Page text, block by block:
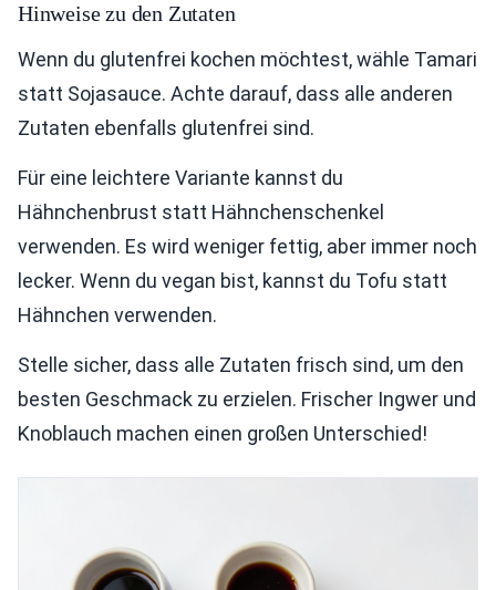
Hinweise zu den Zutaten
Wenn du glutenfrei kochen möchtest, wähle Tamari
statt Sojasauce. Achte darauf, dass alle anderen
Zutaten ebenfalls glutenfrei sind.
Für eine leichtere Variante kannst du
Hähnchenbrust statt Hähnchenschenkel
verwenden. Es wird weniger fettig, aber immer noch
lecker. Wenn du vegan bist, kannst du Tofu statt
Hähnchen verwenden.
Stelle sicher, dass alle Zutaten frisch sind, um den
besten Geschmack zu erzielen. Frischer Ingwer und
Knoblauch machen einen großen Unterschied!